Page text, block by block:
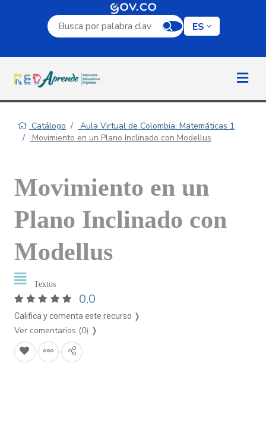
Campo de búsqueda por palabra clave
ES
Catálogo
Aula Virtual de Colombia: Matemáticas 1
Movimiento en un Plano Inclinado con Modellus
Movimiento en un
Plano Inclinado con
Modellus
Textos
0,0
Califica y comenta este recurso ❭
Ver comentarios (0) ❭